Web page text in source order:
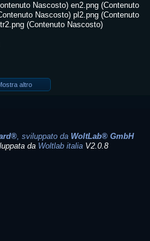
Nascosto) en2.png (Contenuto
Nascosto) pl2.png (Contenuto
(Contenuto Nascosto)
altro
, sviluppato da WoltLab® GmbH
da Woltlab italiaV2.0.8